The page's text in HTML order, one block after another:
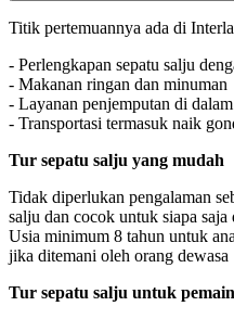
Titik pertemuannya ada di
- Perlengkapan sepatu salju
- Makanan ringan dan minuman
- Layanan penjemputan di
- Transportasi termasuk naik
Tur sepatu salju yang mudah
Tidak diperlukan pengalaman
salju dan cocok untuk siapa
Usia minimum 8 tahun untuk
jika ditemani oleh orang dewasa
Tur sepatu salju untuk